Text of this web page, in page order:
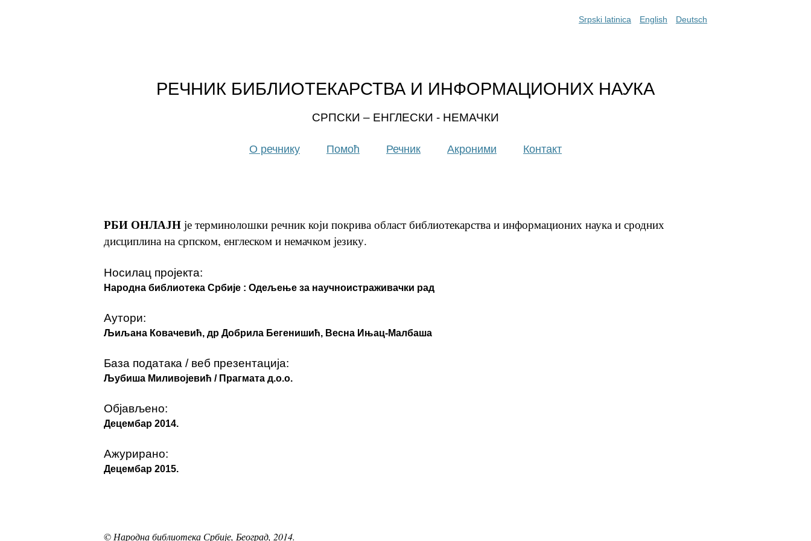
Srpski latinica English Deutsch
РЕЧНИК БИБЛИОТЕКАРСТВА И ИНФОРМАЦИОНИХ НАУКА
СРПСКИ – ЕНГЛЕСКИ - НЕМАЧКИ
О речнику Помоћ Речник Акроними Контакт
РБИ ОНЛАЈН је терминолошки речник који покрива област библиотекарства и информационих наука и сродних
дисциплина на српском, енглеском и немачком језику.
Носилац пројекта:
Народна библиотека Србије : Одељење за научноистраживачки рад
Аутори:
Љиљана Ковачевић, др Добрила Бегенишић, Весна Ињац-Малбаша
База података / веб презентација:
Љубиша Миливојевић / Прагмата д.о.о.
Објављено:
Децембар 2014.
Ажурирано:
Децембар 2015.
© Народна библиотека Србије, Београд, 2014.